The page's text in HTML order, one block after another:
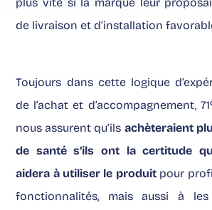
de livraison et d’installation
Toujours dans cette logique
de l’achat et d’accompagnement,
nous assurent qu’ils achèteraient
de santé s’ils ont la certitude
aidera à utiliser le produitpour
fonctionnalités, mais aussi à